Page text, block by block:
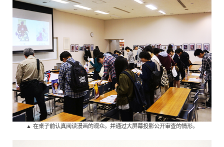
tiéng Viêt
Bahasa Indonesia
▲ 在桌子前认真阅读漫画的观众。并通过大屏幕投影公开审查的情形。